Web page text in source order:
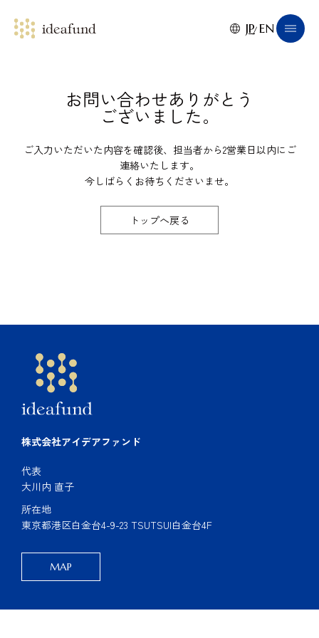
JP EN
お問い合わせありがとう
ございました。
ご入力いただいた内容を確認後、担当者から2営業日以内にご
連絡いたします。
今しばらくお待ちくださいませ。
トップへ戻る
株式会社アイデアファンド
代表
大川内 直子
所在地
東京都港区白金台4-9-23 TSUTSUI白金台4F
MAP